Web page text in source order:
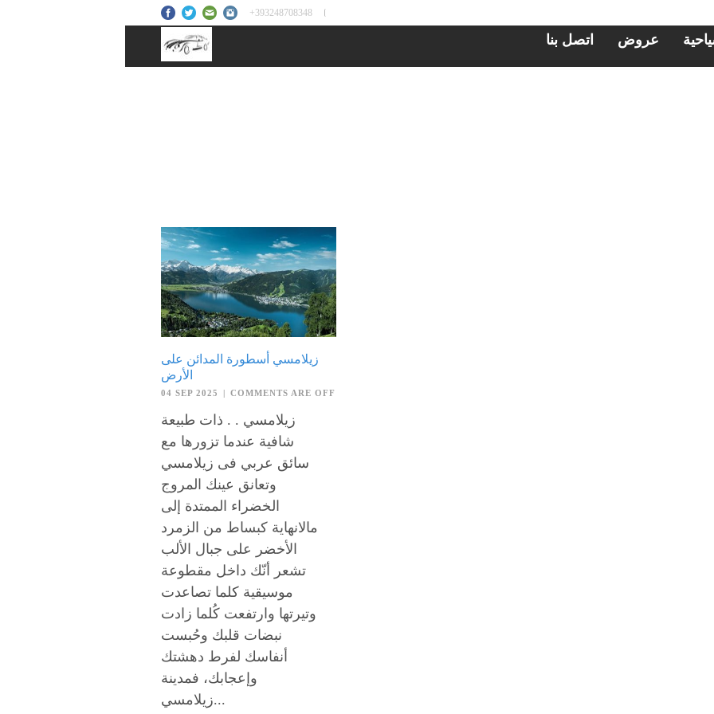
+393248708348
اتصل بنا عروض
زيلامسي أسطورة المدائن على
الأرض
04 SEP 2025 | COMMENTS ARE OFF
زيلامسي . . ذات طبيعة
شافية عندما تزورها مع
سائق عربي فى زيلامسي
وتعانق عينك المروج
الخضراء الممتدة إلى
مالانهاية كبساط من الزمرد
الأخضر على جبال الألب
تشعر أنّك داخل مقطوعة
موسيقية كلما تصاعدت
وتيرتها وارتفعت كُلما زادت
نبضات قلبك وحُبست
أنفاسك لفرط دهشتك
وإعجابك، فمدينة
زيلامسي...